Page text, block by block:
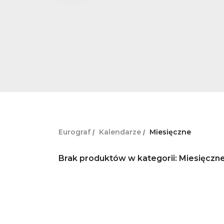
Eurograf Kalendarze Miesięczne
Brak produktów w kategorii: